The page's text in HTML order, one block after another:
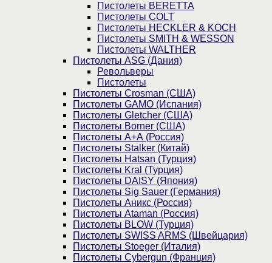
Пистолеты BERETTA
Пистолеты COLT
Пистолеты HECKLER & KOCH
Пистолеты SMITH & WESSON
Пистолеты WALTHER
Пистолеты ASG (Дания)
Револьверы
Пистолеты
Пистолеты Crosman (США)
Пистолеты GAMO (Испания)
Пистолеты Gletcher (США)
Пистолеты Borner (США)
Пистолеты А+А (Россия)
Пистолеты Stalker (Китай)
Пистолеты Hatsan (Турция)
Пистолеты Kral (Турция)
Пистолеты DAISY (Япония)
Пистолеты Sig Sauer (Германия)
Пистолеты Аникс (Россия)
Пистолеты Ataman (Россия)
Пистолеты BLOW (Турция)
Пистолеты SWISS ARMS (Швейцария)
Пистолеты Stoeger (Италия)
Пистолеты Cybergun (Франция)